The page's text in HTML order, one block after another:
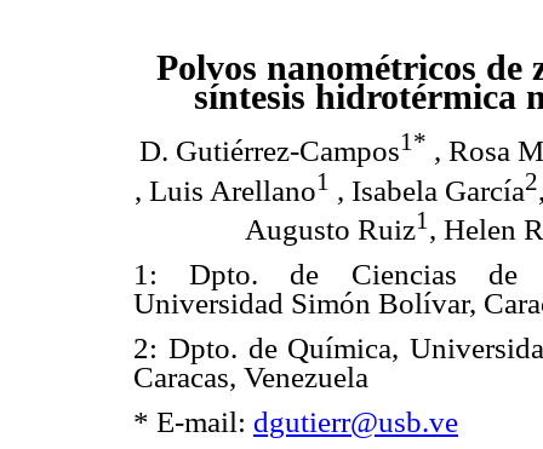
Polvos nanométricos de
síntesis hidrotérmica
D. Gutiérrez-Campos1* , Rosa
, Luis Arellano1 , Isabela García2
Augusto Ruiz1 , Helen
1: Dpto. de Ciencias de
Universidad Simón Bolívar,
2: Dpto. de Química,
Caracas, Venezuela
* E-mail: dgutierr@usb.ve